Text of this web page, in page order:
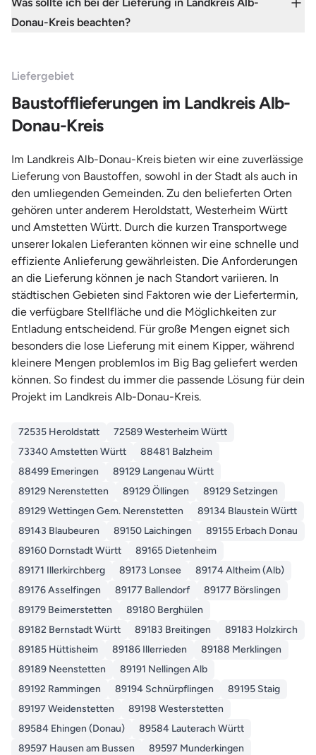
Donau-Kreis beachten?
Liefergebiet
Baustofflieferungen im Landkreis Alb-
Donau-Kreis
Im Landkreis Alb-Donau-Kreis bieten wir eine zuverlässige
Lieferung von Baustoffen, sowohl in der Stadt als auch in
den umliegenden Gemeinden. Zu den belieferten Orten
gehören unter anderem Heroldstatt, Westerheim Württ
und Amstetten Württ. Durch die kurzen Transportwege
unserer lokalen Lieferanten können wir eine schnelle und
effiziente Anlieferung gewährleisten. Die Anforderungen
an die Lieferung können je nach Standort variieren. In
städtischen Gebieten sind Faktoren wie der Liefertermin,
die verfügbare Stellfläche und die Möglichkeiten zur
Entladung entscheidend. Für große Mengen eignet sich
besonders die lose Lieferung mit einem Kipper, während
kleinere Mengen problemlos im Big Bag geliefert werden
können. So findest du immer die passende Lösung für dein
Projekt im Landkreis Alb-Donau-Kreis.
72535 Heroldstatt
72589 Westerheim Württ
73340 Amstetten Württ
88481 Balzheim
88499 Emeringen
89129 Langenau Württ
89129 Nerenstetten
89129 Öllingen
89129 Setzingen
89129 Wettingen Gem. Nerenstetten
89134 Blaustein Württ
89143 Blaubeuren
89150 Laichingen
89155 Erbach Donau
89160 Dornstadt Württ
89165 Dietenheim
89171 Illerkirchberg
89173 Lonsee
89174 Altheim (Alb)
89176 Asselfingen
89177 Ballendorf
89177 Börslingen
89179 Beimerstetten
89180 Berghülen
89182 Bernstadt Württ
89183 Breitingen
89183 Holzkirch
89185 Hüttisheim
89186 Illerrieden
89188 Merklingen
89189 Neenstetten
89191 Nellingen Alb
89192 Rammingen
89194 Schnürpflingen
89195 Staig
89197 Weidenstetten
89198 Westerstetten
89584 Ehingen (Donau)
89584 Lauterach Württ
89597 Hausen am Bussen
89597 Munderkingen